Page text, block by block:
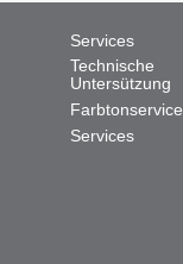
Services
Technische
Untersützung
Farbtonservice
Services